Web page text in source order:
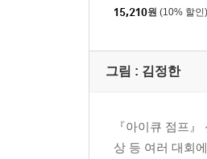
아 제도
15,210원 (10% 할인)
그림 : 김정한
『아이큐 점프
상 등 여러 대회